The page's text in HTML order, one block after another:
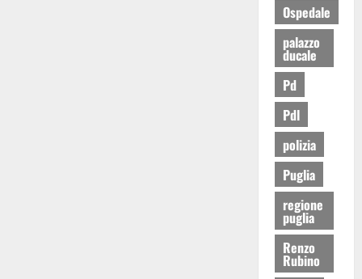
Ospedale
palazzo
ducale
Pd
Pdl
polizia
Puglia
regione
puglia
Renzo
Rubino